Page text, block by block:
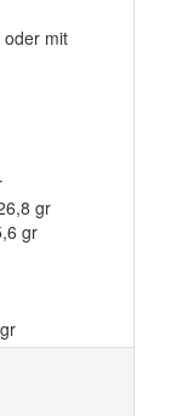
oder mit
gr
gr